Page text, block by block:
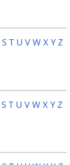
S T U V W X Y Z
S T U V W X Y Z